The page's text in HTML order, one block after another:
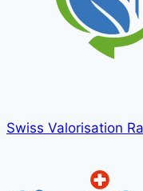
Swiss Valorisation